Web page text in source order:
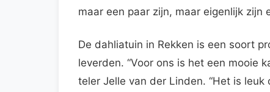
maar een paar zijn, maar eigenlijk
De dahliatuin in Rekken is een soort
leverden. “Voor ons is het een mooie
teler Jelle van der Linden. “Het is